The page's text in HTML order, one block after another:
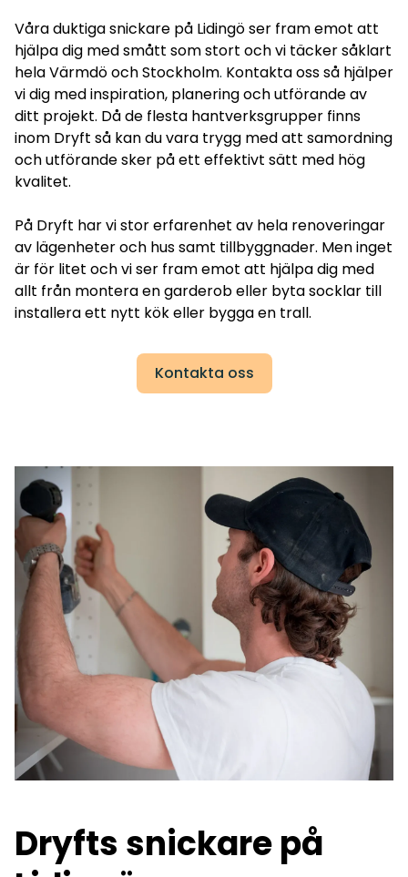
Våra duktiga snickare på Lidingö ser fram emot att
hjälpa dig med smått som stort och vi täcker såklart
hela Värmdö ochStockholm. Kontakta oss så hjälper
vi dig med inspiration, planering och utförande av
ditt projekt. Då de flesta hantverksgrupper finns
inom Dryft så kan du vara trygg med att samordning
och utförande sker på ett effektivt sätt med hög
kvalitet.
På Dryft har vi stor erfarenhet av hela renoveringar
av lägenheter och hus samt tillbyggnader. Men inget
är för litet och vi ser fram emot att hjälpa dig med
allt från montera en garderob eller byta socklar till
installera ett nytt kök eller bygga en trall.
Kontakta oss
Dryfts snickare på